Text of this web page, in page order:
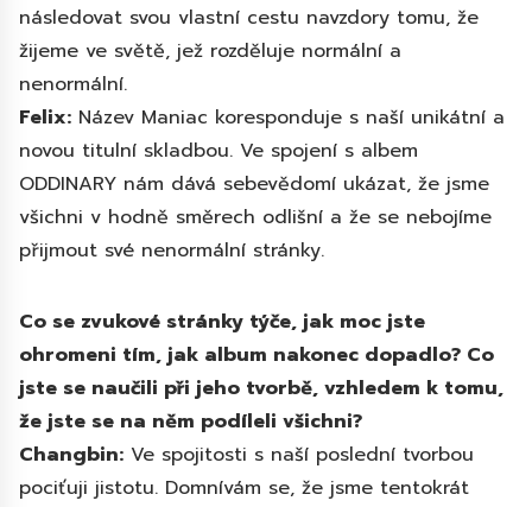
následovat svou vlastní cestu navzdory tomu, že
žijeme ve světě, jež rozděluje normální a
nenormální.
Felix: Název Maniac koresponduje s naší unikátní a
novou titulní skladbou. Ve spojení s albem
ODDINARY nám dává sebevědomí ukázat, že jsme
všichni v hodně směrech odlišní a že se nebojíme
přijmout své nenormální stránky.
Co se zvukové stránky týče, jak moc jste
ohromeni tím, jak album nakonec dopadlo? Co
jste se naučili při jeho tvorbě, vzhledem k tomu,
že jste se na něm podíleli všichni?
Changbin: Ve spojitosti s naší poslední tvorbou
pociťuji jistotu. Domnívám se, že jsme tentokrát